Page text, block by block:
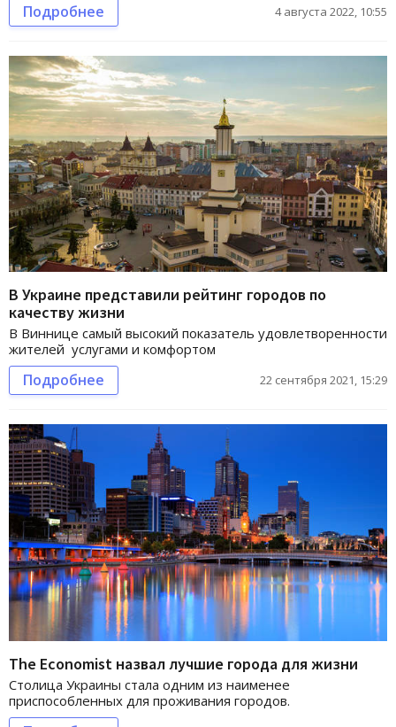
Подробнее 4 августа 2022, 10:55
В Украине представили рейтинг городов по
качеству жизни
В Виннице самый высокий показатель удовлетворенности
жителей услугами и комфортом
Подробнее 22 сентября 2021, 15:29
The Economist назвал лучшие города для жизни
Столица Украины стала одним из наименее
приспособленных для проживания городов.